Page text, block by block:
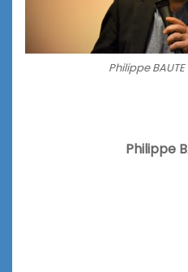
Philippe BAUTE
Philippe